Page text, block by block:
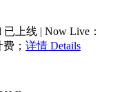
已上线 | Now Live ：
； 详情 Details